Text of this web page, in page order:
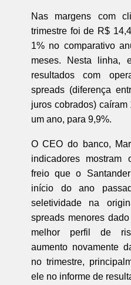
Nas margens com
trimestre foi de R$
1% no comparativo
meses. Nesta linha,
resultados com
spreads (diferença
juros cobrados)
um ano, para 9,9%.
O CEO do banco,
indicadores
freio que o
início do ano
seletividade na
spreads menores
melhor perfil de
aumento novamente
no trimestre,
ele no informe de